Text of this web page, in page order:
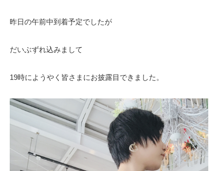
昨日の午前中到着予定でしたが
だいぶずれ込みまして
19時にようやく皆さまにお披露目できました。